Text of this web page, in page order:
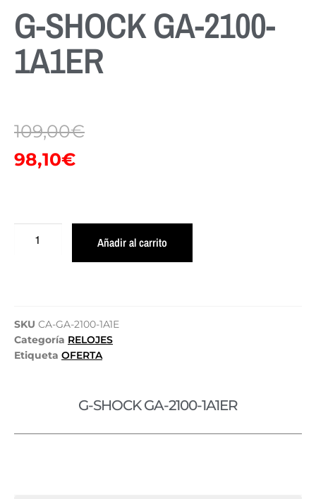
G-SHOCK GA-2100-
1A1ER
109,00€
98,10€
Añadir al carrito
SKU CA-GA-2100-1A1E
Categoría RELOJES
Etiqueta OFERTA
G-SHOCK GA-2100-1A1ER